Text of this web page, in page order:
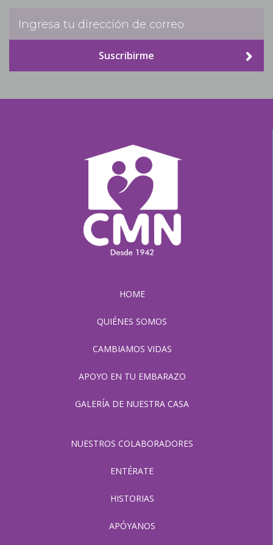
Suscribirme
HOME
QUIÉNES SOMOS
CAMBIAMOS VIDAS
APOYO EN TU EMBARAZO
GALERÍA DE NUESTRA CASA
NUESTROS COLABORADORES
ENTÉRATE
HISTORIAS
APÓYANOS